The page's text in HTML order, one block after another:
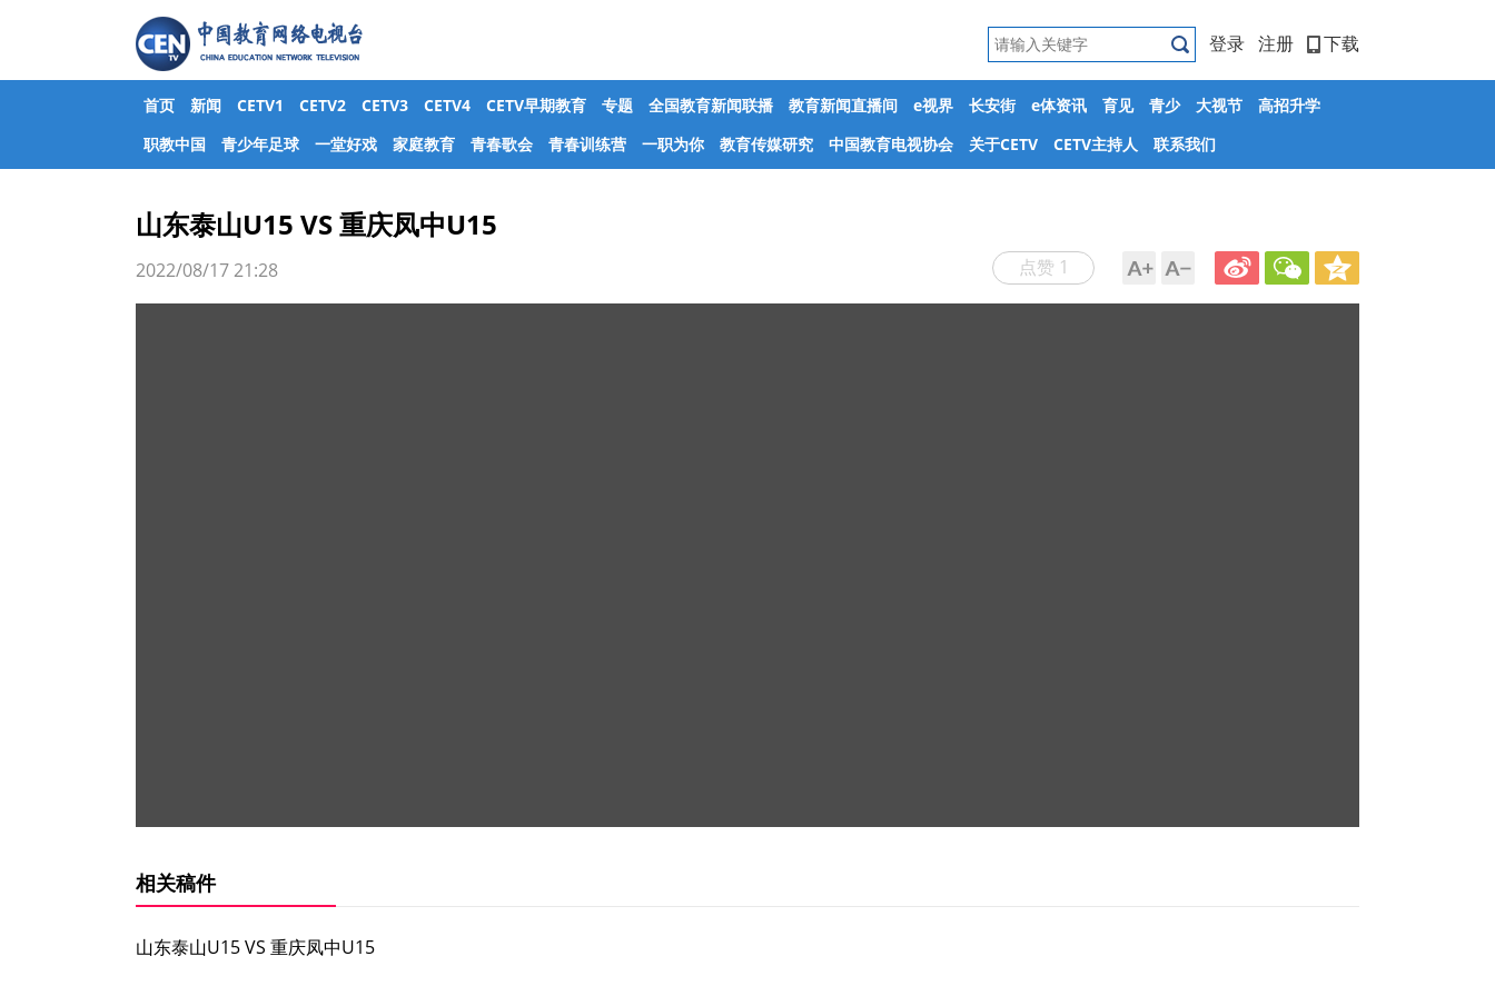
登录 注册 下载
首页 新闻 CETV1 CETV2 CETV3 CETV4 CETV早期教育 专题 全国教育新闻联播 教育新闻直播间 e视界 长安街 e体资讯 育见 青少 大视节
高招升学
职教中国
青少年足球 一堂好戏 家庭教育 青春歌会 青春训练营 一职为你 教育传媒研究 中国教育电视协会 关于CETV CETV主持人 联系我们
山东泰山U15 VS 重庆凤中U15
点赞 1
2022/08/17 21:28
相关稿件
山东泰山U15 VS 重庆凤中U15